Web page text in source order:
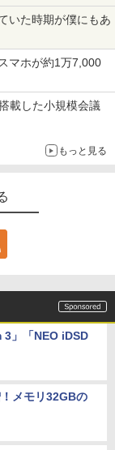
ノイズキャンセ
ぎて滅！〔Gra
書籍】[ KAKER
いた時期が僕にもあ
マホが約1万7,000
載した小規模会議
もっと見る
」「NEO iDSD
メモリ32GBの